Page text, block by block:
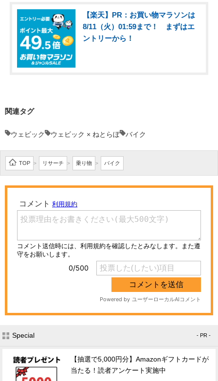
【楽天】PR：お買い物マラソンは
8/11（火）01:59まで！ まずはエ
ントリーから！
関連タグ
ウェビック ウェビック × ねとらぼ バイク
TOP > リサーチ > 乗り物 > バイク
Special - PR -
【抽選で5,000円分】Amazonギフトカードが
当たる！読者アンケート実施中